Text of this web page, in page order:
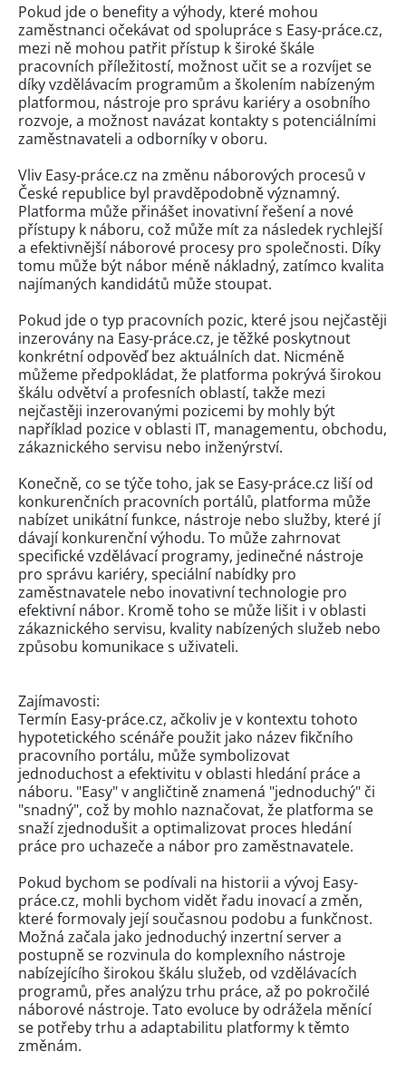
Pokud jde o benefity a výhody, které mohou
zaměstnanci očekávat od spolupráce s Easy-práce.cz,
mezi ně mohou patřit přístup k široké škále
pracovních příležitostí, možnost učit se a rozvíjet se
díky vzdělávacím programům a školením nabízeným
platformou, nástroje pro správu kariéry a osobního
rozvoje, a možnost navázat kontakty s potenciálními
zaměstnavateli a odborníky v oboru.
Vliv Easy-práce.cz na změnu náborových procesů v
České republice byl pravděpodobně významný.
Platforma může přinášet inovativní řešení a nové
přístupy k náboru, což může mít za následek rychlejší
a efektivnější náborové procesy pro společnosti. Díky
tomu může být nábor méně nákladný, zatímco kvalita
najímaných kandidátů může stoupat.
Pokud jde o typ pracovních pozic, které jsou nejčastěji
inzerovány na Easy-práce.cz, je těžké poskytnout
konkrétní odpověď bez aktuálních dat. Nicméně
můžeme předpokládat, že platforma pokrývá širokou
škálu odvětví a profesních oblastí, takže mezi
nejčastěji inzerovanými pozicemi by mohly být
například pozice v oblasti IT, managementu, obchodu,
zákaznického servisu nebo inženýrství.
Konečně, co se týče toho, jak se Easy-práce.cz liší od
konkurenčních pracovních portálů, platforma může
nabízet unikátní funkce, nástroje nebo služby, které jí
dávají konkurenční výhodu. To může zahrnovat
specifické vzdělávací programy, jedinečné nástroje
pro správu kariéry, speciální nabídky pro
zaměstnavatele nebo inovativní technologie pro
efektivní nábor. Kromě toho se může lišit i v oblasti
zákaznického servisu, kvality nabízených služeb nebo
způsobu komunikace s uživateli.
Zajímavosti:
Termín Easy-práce.cz, ačkoliv je v kontextu tohoto
hypotetického scénáře použit jako název fikčního
pracovního portálu, může symbolizovat
jednoduchost a efektivitu v oblasti hledání práce a
náboru. "Easy" v angličtině znamená "jednoduchý" či
"snadný", což by mohlo naznačovat, že platforma se
snaží zjednodušit a optimalizovat proces hledání
práce pro uchazeče a nábor pro zaměstnavatele.
Pokud bychom se podívali na historii a vývoj Easy-
práce.cz, mohli bychom vidět řadu inovací a změn,
které formovaly její současnou podobu a funkčnost.
Možná začala jako jednoduchý inzertní server a
postupně se rozvinula do komplexního nástroje
nabízejícího širokou škálu služeb, od vzdělávacích
programů, přes analýzu trhu práce, až po pokročilé
náborové nástroje. Tato evoluce by odrážela měnící
se potřeby trhu a adaptabilitu platformy k těmto
změnám.